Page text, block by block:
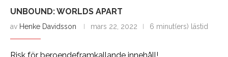
UNBOUND: WORLDS APART
av Henke Davidsson mars 22, 2022 6 minut(ers) lästid